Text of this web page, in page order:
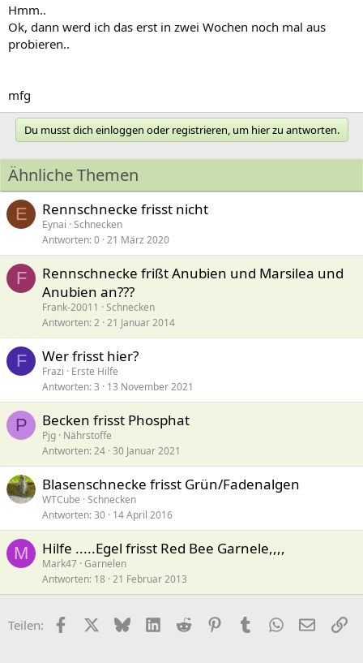
Hmm..
Ok, dann werd ich das erst in zwei Wochen noch mal aus
probieren..
mfg
Du musst dich einloggen oder registrieren, um hier zu antworten.
Ähnliche Themen
E Rennschnecke frisst nicht
Eynai Schnecken
Antworten 0 21 März 2020
F
Rennschnecke frißt Anubien und Marsilea und
Anubien an???
Frank-20011
Schnecken
Antworten 2 21 Januar 2014
F Wer frisst hier?
Frazi
Erste Hilfe
Antworten 3 13 November 2021
P Becken frisst Phosphat
Pjg Nährstoffe
Antworten 24 30 Januar 2021
Blasenschnecke frisst Grün/Fadenalgen
WTCube Schnecken
Antworten 30 14 April 2016
M Hilfe .....Egel frisst Red Bee Garnele,,,,
Mark47 Garnelen
Antworten 18 21 Februar 2013
Teilen: FacebookX (Twitter)
BlueskyLinkedIn
Reddit PinterestTumblr WhatsApp
E-Mail